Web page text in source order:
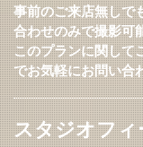
事前のご来店無しで
合わせのみで撮影可
このプランに関して
でお気軽にお問い合
スタジオフ